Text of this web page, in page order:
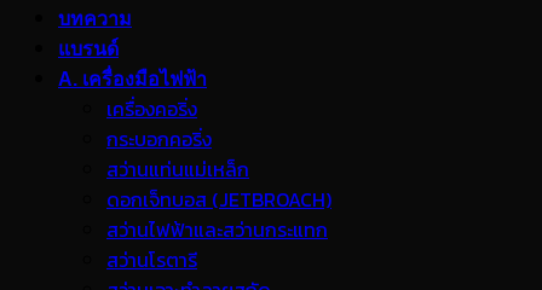
บทความ
แบรนด์
A. เครื่องมือไฟฟ้า
เครื่องคอริ่ง
กระบอกคอริ่ง
สว่านแท่นแม่เหล็ก
ดอกเจ็ทบอส (JETBROACH)
สว่านไฟฟ้าและสว่านกระแทก
สว่านโรตารี